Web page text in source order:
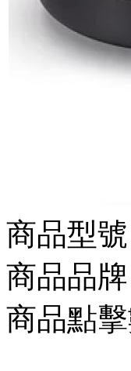
商品型
商品品牌
商品點